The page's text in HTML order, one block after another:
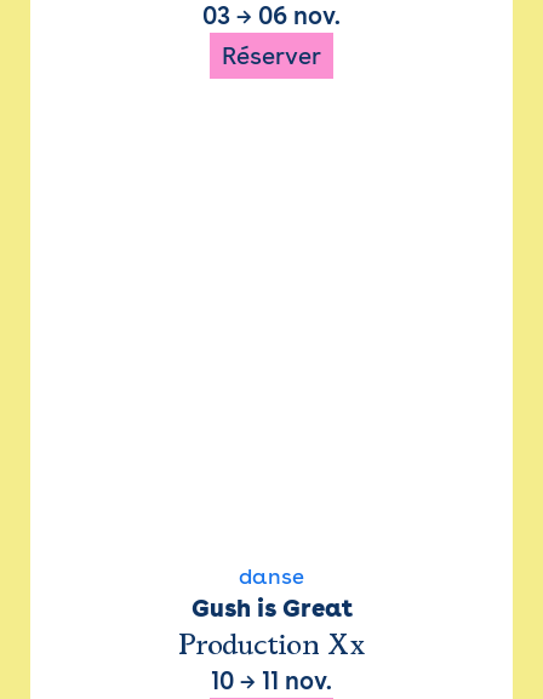
03 → 06 nov.
Réserver
danse
Gush is Great
Production Xx
10 → 11 nov.